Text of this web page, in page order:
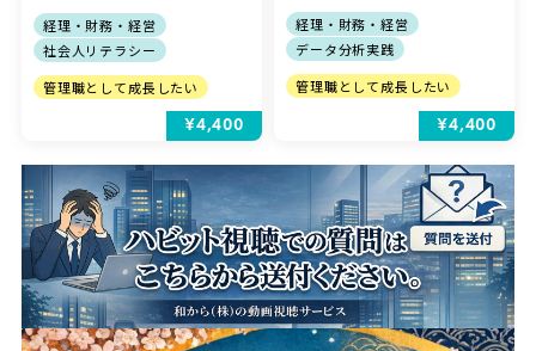
経理・財務・経営
社会人リテラシー
管理職として成長したい
¥4,400
経理・財務・経営
データ分析実践
管理職として成長したい
¥4,400